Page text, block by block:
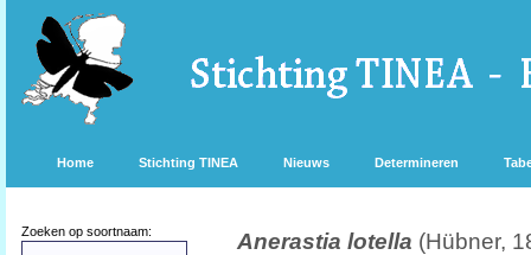
Home Stichting TINEA Nieuws Determineren
Zoeken op soortnaam: Anerastia lotella (Hübner,